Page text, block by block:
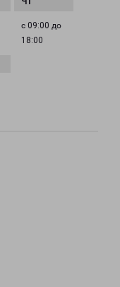
с 09:00 до
18:00